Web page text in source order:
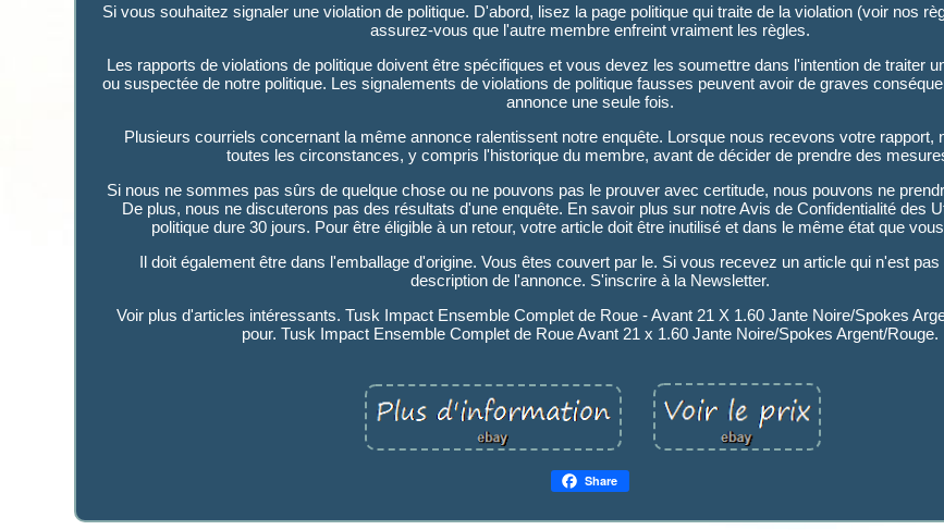
Si vous souhaitez signaler une violation de politique. D'abord, lisez la page politique qui traite de la violation (voir nos
assurez-vous que l'autre membre enfreint vraiment les règles.
Les rapports de violations de politique doivent être spécifiques et vous devez les soumettre dans l'intention de traiter
ou suspectée de notre politique. Les signalements de violations de politique fausses peuvent avoir de graves
annonce une seule fois.
Plusieurs courriels concernant la même annonce ralentissent notre enquête. Lorsque nous recevons votre rapport,
toutes les circonstances, y compris l'historique du membre, avant de décider de prendre des
Si nous ne sommes pas sûrs de quelque chose ou ne pouvons pas le prouver avec certitude, nous pouvons ne
De plus, nous ne discuterons pas des résultats d'une enquête. En savoir plus sur notre Avis de Confidentialité des
politique dure 30 jours. Pour être éligible à un retour, votre article doit être inutilisé et dans le même état que
Il doit également être dans l'emballage d'origine. Vous êtes couvert par le. Si vous recevez un article qui n'est
description de l'annonce. S'inscrire à la Newsletter.
Voir plus d'articles intéressants. Tusk Impact Ensemble Complet de Roue - Avant 21 X 1.60 Jante Noire/Spokes
pour. Tusk Impact Ensemble Complet de Roue Avant 21 x 1.60 Jante Noire/Spokes Argent/Rouge.
Share